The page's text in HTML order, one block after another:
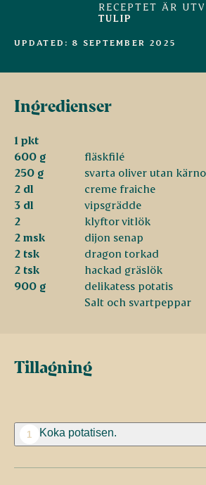
RECEPTET ÄR
TULIP
UPDATED: 8 SEPTEMBER 2025
Ingredienser
1 pkt
600 g
fläskfilé
250 g
svarta oliver utan
2 dl
creme fraiche
3 dl
vipsgrädde
2
klyftor vitlök
2 msk
dijon senap
2 tsk
dragon torkad
2 tsk
hackad gräslök
900 g
delikatess potatis
Salt och svartpeppar
Tillagning
1 Koka potatisen.